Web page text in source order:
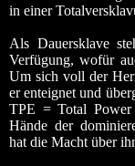
in einer
Als Dauersklave
Verfügung, wofür
Um sich voll der
er enteignet und
TPE = Total
Hände der
hat die Macht über